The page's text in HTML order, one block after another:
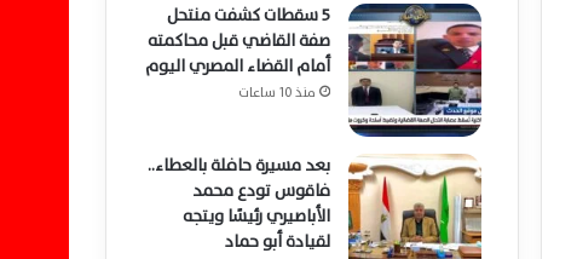
5 سقطات كشفت منتحل
صفة القاضي قبل محاكمته
أمام القضاء المصري اليوم
منذ 10 ساعات
بعد مسيرة حافلة بالعطاء..
فاقوس تودع محمد
الأباصيري رئيسًا ويتجه
لقيادة أبو حماد